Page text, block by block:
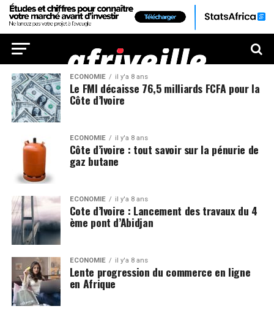
ECONOMIE il y'a 8 ans
Le FMI décaisse 76,5 milliards FCFA pour la
Côte d’Ivoire
ECONOMIE il y'a 8 ans
Côte d’ivoire : tout savoir sur la pénurie de
gaz butane
ECONOMIE il y'a 8 ans
Cote d’Ivoire : Lancement des travaux du 4
ème pont d’Abidjan
ECONOMIE il y'a 8 ans
Lente progression du commerce en ligne
en Afrique